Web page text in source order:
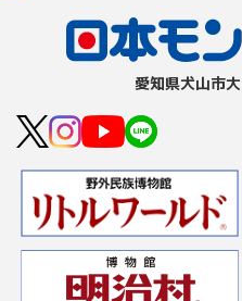
愛知県⽝⼭市